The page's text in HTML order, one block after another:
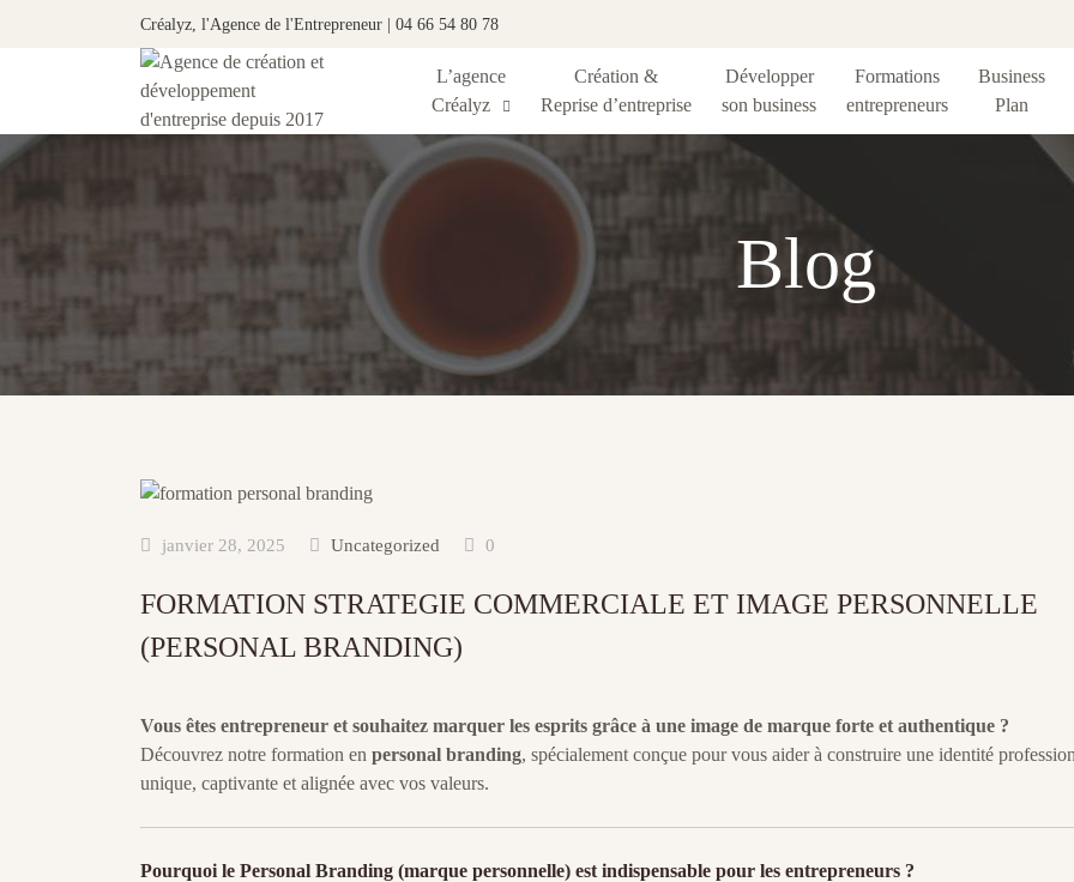
Créalyz, l'Agence de l'Entrepreneur | 04 66 54 80 78
L’agence
Créalyz
Création &
Reprise d’entreprise
Développer
son business
Formations
entrepreneurs
Business
Plan
Blog
janvier 28, 2025 Uncategorized 0
FORMATION STRATEGIE COMMERCIALE ET IMAGE PERSONNELLE
(PERSONAL BRANDING)
Vous êtes entrepreneur et souhaitez marquer les esprits grâce à une image de marque forte et authentique ?
Découvrez notre formation en personal branding, spécialement conçue pour vous aider à construire une identité
unique, captivante et alignée avec vos valeurs.
Pourquoi le Personal Branding (marque personnelle) est indispensable pour les entrepreneurs ?